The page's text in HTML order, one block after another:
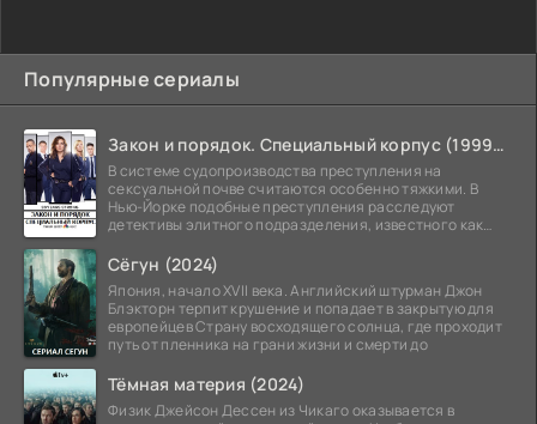
Популярные сериалы
Закон и порядок. Специальный корпус (1999-2026)
В системе судопроизводства преступления на
сексуальной почве считаются особенно тяжкими. В
Нью-Йорке подобные преступления расследуют
детективы элитного подразделения, известного как
Сёгун (2024)
Япония, начало XVII века. Английский штурман Джон
Блэкторн терпит крушение и попадает в закрытую для
европейцев Страну восходящего солнца, где проходит
путь от пленника на грани жизни и смерти до
Тёмная материя (2024)
Физик Джейсон Дессен из Чикаго оказывается в